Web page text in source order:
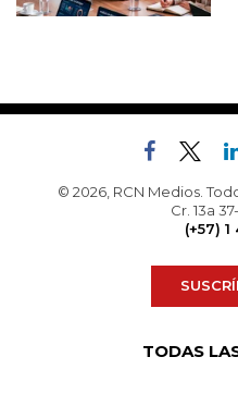
© 2026, RCN Medios.
Cr. 13a
(+57)
TODAS